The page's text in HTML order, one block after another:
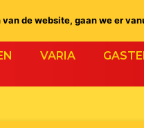
VARIA
de website, gaan we er